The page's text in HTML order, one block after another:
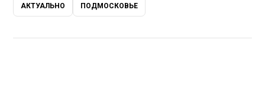
АКТУАЛЬНО ПОДМОСКОВЬЕ